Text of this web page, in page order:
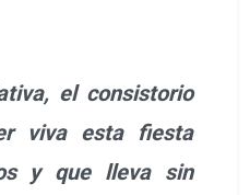
el consistorio
viva esta fiesta
y que lleva sin